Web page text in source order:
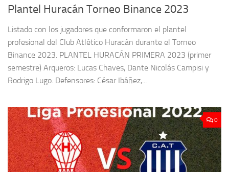
Plantel Huracán Torneo Binance 2023
Listado con los jugadores que conformaron el plantel
profesional del Club Atlético Huracán durante el Torneo
Binance 2023. PLANTEL HURACÁN PRIMERA 2023 (primer
semestre) Arqueros: Lucas Chaves, Dante Nicolás Campisi y
Rodrigo Lugo. Defensores: César Ibáñez,...
0